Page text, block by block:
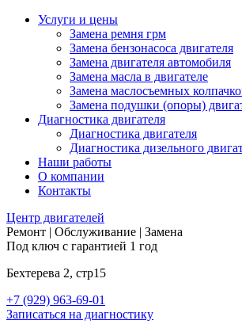
Услуги и цены
Замена ремня грм
Замена бензонасоса двигателя
Замена двигателя автомобиля
Замена масла в двигателе
Замена маслосъемных
Замена подушки (опоры)
Диагностика двигателя
Диагностика двигателя
Диагностика дизельного
Наши работы
О компании
Контакты
Центр двигателей
Ремонт | Обслуживание | Замена
Под ключ с гарантией 1 год
Бехтерева 2, стр15
+7 (929) 963-69-01
Записаться на диагностику